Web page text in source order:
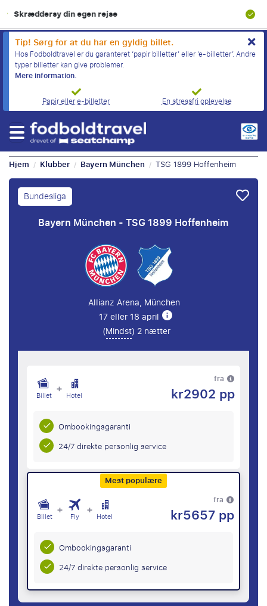
100% Økonomisk beskyttelse
Tip! Sørg for at du har en gyldig billet.
Hos Fodboldtravel er du garanteret ‘papir billetter’ eller ‘e-billetter’. Andre
typer billetter kan give problemer.
Mere information.
Papir eller e-billetter
En stressfri oplevelse
Hjem / Klubber / Bayern München / TSG 1899 Hoffenheim
Bundesliga
Bayern München - TSG 1899 Hoffenheim
Allianz Arena, München
17 eller 18 april
(Mindst) 2 nætter
Billet + Hotel
fra
kr2902 pp
Ombookingsgaranti
24/7 direkte personlig service
Mest populære
Billet + Fly + Hotel
fra
kr5657 pp
Ombookingsgaranti
24/7 direkte personlig service